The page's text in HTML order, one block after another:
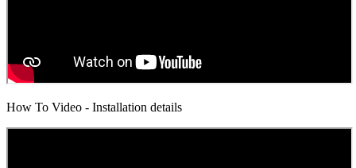
How To Video - Installation details